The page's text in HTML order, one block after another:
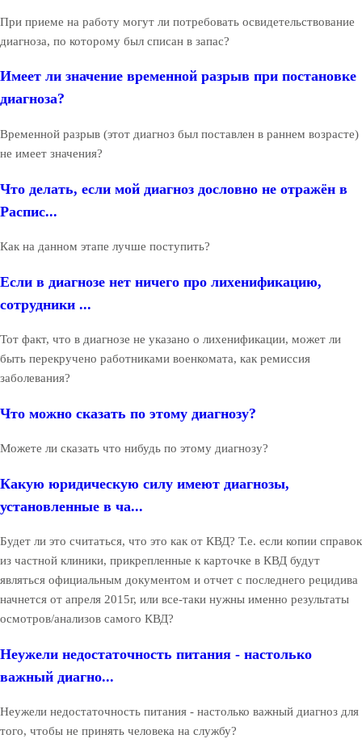
При приеме на работу могут ли потребовать освидетельствование
диагноза, по которому был списан в запас?
Имеет ли значение временной разрыв при постановке
диагноза?
Временной разрыв (этот диагноз был поставлен в раннем возрасте)
не имеет значения?
Что делать, если мой диагноз дословно не отражён в
Распис...
Как на данном этапе лучше поступить?
Если в диагнозе нет ничего про лихенификацию,
сотрудники ...
Тот факт, что в диагнозе не указано о лихенификации, может ли
быть перекручено работниками военкомата, как ремиссия
заболевания?
Что можно сказать по этому диагнозу?
Можете ли сказать что нибудь по этому диагнозу?
Какую юридическую силу имеют диагнозы,
установленные в ча...
Будет ли это считаться, что это как от КВД? Т.е. если копии справок
из частной клиники, прикрепленные к карточке в КВД будут
являться официальным документом и отчет с последнего рецидива
начнется от апреля 2015г, или все-таки нужны именно результаты
осмотров/анализов самого КВД?
Неужели недостаточность питания - настолько
важный диагно...
Неужели недостаточность питания - настолько важный диагноз для
того, чтобы не принять человека на службу?